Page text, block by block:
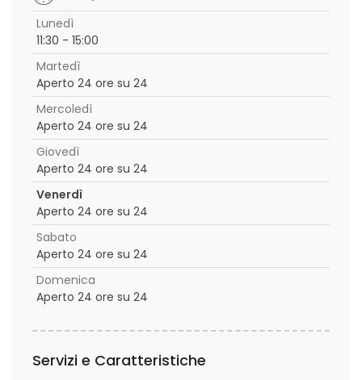
Lunedì
11:30 - 15:00
Martedì
Aperto 24 ore su 24
Mercoledì
Aperto 24 ore su 24
Giovedì
Aperto 24 ore su 24
Venerdì
Aperto 24 ore su 24
Sabato
Aperto 24 ore su 24
Domenica
Aperto 24 ore su 24
Servizi e Caratteristiche